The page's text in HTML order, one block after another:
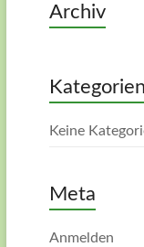
Archiv
Kategorien
Keine
Meta
Anmelden